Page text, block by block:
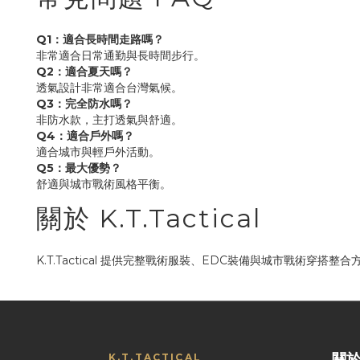
Q1：適合長時間走路嗎？
非常適合日常通勤與長時間步行。
Q2：適合夏天嗎？
透氣設計非常適合台灣氣候。
Q3：完全防水嗎？
非防水款，主打透氣與舒適。
Q4：適合戶外嗎？
適合城市與輕戶外活動。
Q5：最大優勢？
舒適與城市戰術風格平衡。
關於 K.T.Tactical
K.T.Tactical 提供完整戰術服裝、EDC裝備與城市戰術穿搭整合方
K.T.TACTICAL